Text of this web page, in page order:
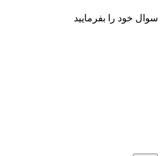
سوال خود را بفرمایید